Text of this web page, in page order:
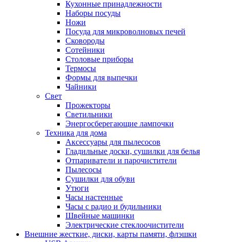
Кухонные принадлежности
Наборы посуды
Ножи
Посуда для микроволновых печей
Сковороды
Сотейники
Столовые приборы
Термосы
Формы для выпечки
Чайники
Свет
Прожекторы
Светильники
Энергосберегающие лампочки
Техника для дома
Аксессуары для пылесосов
Гладильные доски, сушилки для белья
Отпариватели и парочистители
Пылесосы
Сушилки для обуви
Утюги
Часы настенные
Часы с радио и будильники
Швейные машинки
Электрические стеклоочистители
Внешние жесткие, диски, карты памяти, флэшки